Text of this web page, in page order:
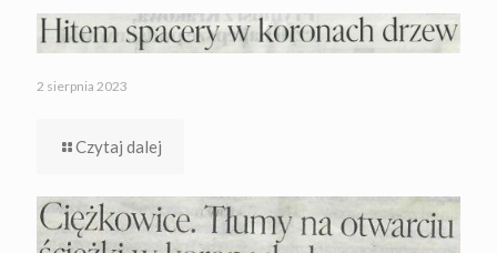
2 sierpnia 2023
Czytaj dalej